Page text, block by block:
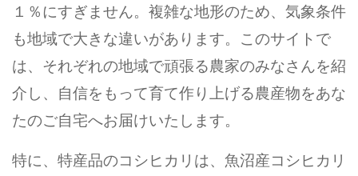
１％にすぎません。複雑な地形のため、気象条件
も地域で大きな違いがあります。このサイトで
は、それぞれの地域で頑張る農家のみなさんを紹
介し、自信をもって育て作り上げる農産物をあな
たのご自宅へお届けいたします。
特に、特産品のコシヒカリは、魚沼産コシヒカリ